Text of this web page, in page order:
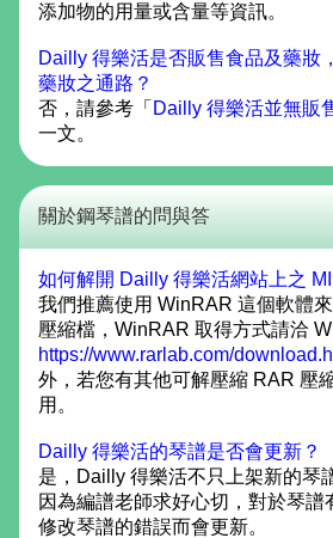
添加物的用量或含量等資訊。
Dailly 得樂活是否販售食品及藥妝
藥妝之通路？
否，請參考「 Dailly 得樂活並無販
一文。
關於鋼琴譜的問與答
如何解開 Dailly 得樂活網站上之
我們推薦使用 WinRAR 這個軟體
壓縮檔，WinRAR 取得方式請洽
https://www.rarlab.com/
外，若您有其他可解壓縮 RAR 壓
用。
Dailly 得樂活的琴譜是否會更新？
是，Dailly 得樂活不只上架新的琴
因為編譜老師求好心切，對於琴譜
修改琴譜的錯誤而會更新。